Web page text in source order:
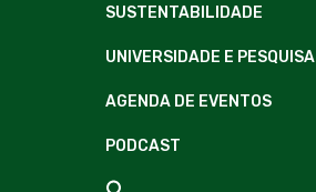
SUSTENTABILIDADE
UNIVERSIDADE E PESQUISA
AGENDA DE EVENTOS
PODCAST